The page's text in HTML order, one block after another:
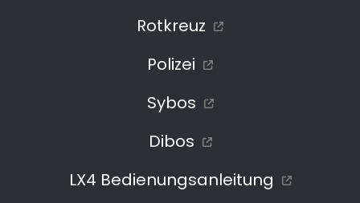
Rotkreuz
Polizei
Sybos
Dibos
LX4 Bedienungsanleitung